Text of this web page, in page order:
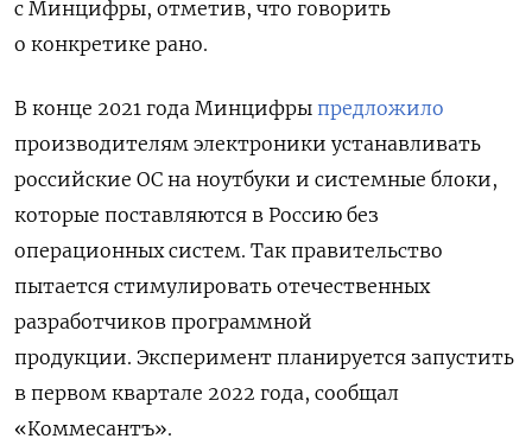
с Минцифры, отметив, что говорить
о конкретике рано.
В конце 2021 года Минцифры предложило
производителям электроники устанавливать
российские ОС на ноутбуки и системные блоки,
которые поставляются в Россию без
операционных систем. Так правительство
пытается стимулировать отечественных
разработчиков программной
продукции. Эксперимент планируется запустить
в первом квартале 2022 года, сообщал
«Коммесантъ».